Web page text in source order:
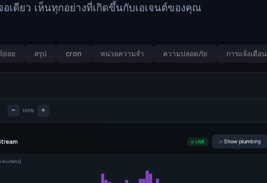
อเดียว เห็นทุกอย่างที่เกิดขึ้นกับเอเจนต์ของคุณ
ย่อย สรุป cron หน่วยความจำ ความปลอดภัย การแจ้งเตือน